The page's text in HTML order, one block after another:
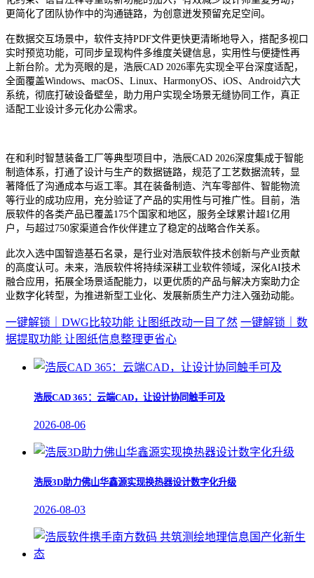
更简化了团队协作中的沟通链路，为创意迸发预留充足空间。
在数据交互场景中，软件支持PDF文件更快更清晰地导入，搭配多视口
实时预览功能，可同步呈现构件多维度关键信息，实用性与便捷性再
上新台阶。尤为亮眼的是，浩辰CAD 2026率先实现全平台深度适配，
全面覆盖Windows、macOS、Linux、HarmonyOS、iOS、Android六大
系统，彻底打破设备壁垒，助力用户实现全场景无缝协同工作，真正
适配工业设计多元化办公需求。
在和利时智慧装备工厂等典型项目中，浩辰CAD 2026深度集成于智能
制造体系，打通了设计与生产的数据链路，规范了工艺数据流转，显
著降低了沟通成本与返工率。其在装备制造、汽车零部件、智能物流
等行业的成功应用，充分验证了产品的实用性与可推广性。目前，浩
辰软件的各类产品已覆盖175个国家和地区，服务全球累计超1亿用
户，与超过750家渠道合作伙伴建立了稳定的战略合作关系。
此次入选中国智造基石名录，是行业对浩辰软件技术创新与产业贡献
的高度认可。未来，浩辰软件将持续深耕工业软件领域，深化AI技术
融合应用，拓展全场景适配能力，以更优质的产品与解决方案助力企
业数字化转型，为推进新型工业化、发展新质生产力注入强劲动能。
一键解锁｜DWG比较功能 让图纸改动一目了然 一键解锁｜数
据提取功能 让图纸信息整理更省心
浩辰CAD 365：云端CAD，让设计协同触手可及
2026-08-06
浩辰3D助力佛山华鑫源实现换热器设计数字化升级
2026-08-03